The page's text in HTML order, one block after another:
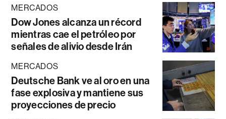
MERCADOS
Dow Jones alcanza un récord
mientras cae el petróleo por
señales de alivio desde Irán
MERCADOS
Deutsche Bank ve al oro en una
fase explosiva y mantiene sus
proyecciones de precio